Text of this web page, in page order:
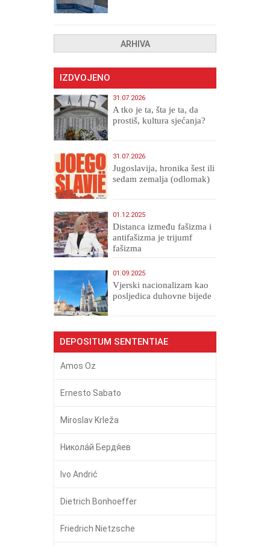
ARHIVA
IZDVOJENO
31.07.2026
A tko je ta, šta je ta, da
prostiš, kultura sjećanja?
31.07.2026
Jugoslavija, hronika šest ili
sedam zemalja (odlomak)
01.12.2025
Distanca između fašizma i
antifašizma je trijumf
fašizma
01.09.2025
​Vjerski nacionalizam kao
posljedica duhovne bijede
DEPOSITUM SENTENTIAE
Amos Oz
Ernesto Sabato
Miroslav Krleža
Никола́й Бердя́ев
Ivo Andrić
Dietrich Bonhoeffer
Friedrich Nietzsche